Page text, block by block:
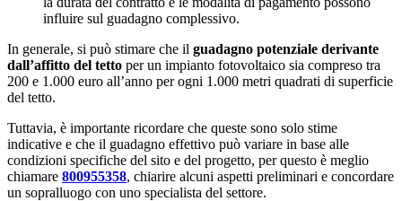
influire sul guadagno complessivo.
In generale, si può stimare che il guadagno potenziale derivante
dall’affitto del tetto per un impianto fotovoltaico sia compreso tra
200 e 1.000 euro all’anno per ogni 1.000 metri quadrati di superficie
del tetto.
Tuttavia, è importante ricordare che queste sono solo stime
indicative e che il guadagno effettivo può variare in base alle
condizioni specifiche del sito e del progetto, per questo è meglio
chiamare 800955358, chiarire alcuni aspetti preliminari e concordare
un sopralluogo con uno specialista del settore.